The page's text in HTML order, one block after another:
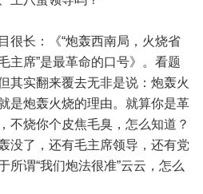
很长：《“炮轰西南局，火烧省
主席”是最革命的口号》。看题
其实翻来覆去无非是说：炮轰火
是炮轰火烧的理由。就算你是革
不烧你个皮焦毛臭，怎么知道？
没了，还有毛主席领导，还有党
所谓“我们炮法很准”云云，怎么